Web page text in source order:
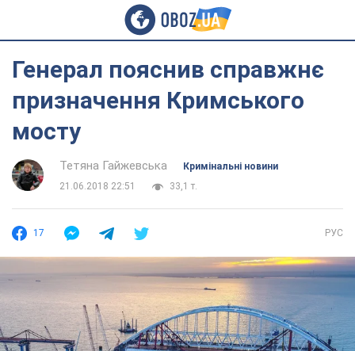
Генерал пояснив справжнє
призначення Кримського
мосту
Тетяна Гайжевська
Кримінальні новини
21.06.2018 22:51
33,1 т.
17 РУС